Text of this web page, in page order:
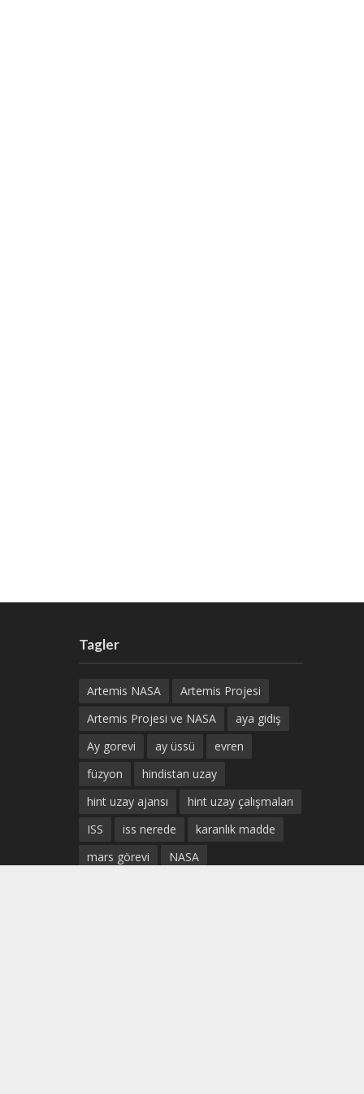
Tagler
Artemis NASA
Artemis Projesi
Artemis Projesi ve NASA
aya gidiş
Ay gorevi
ay üssü
evren
füzyon
hindistan uzay
hint uzay ajansı
hint uzay çalışmaları
ISS
iss nerede
karanlık madde
mars görevi
NASA